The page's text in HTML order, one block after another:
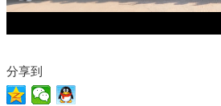
分享到